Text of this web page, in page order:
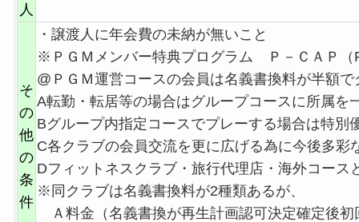
人
そ
の
他
の
条
件
・譲渡人に年会費の未納が無いこと
※ＰＧＭメンバー特典プログラム Ｐ－ＣＡＰ（
@ＰＧＭ運営コースの会員は名義書換料が半額
A転勤・転居等の場合はグループコースに所属を
Bグループ内指定コースでプレーする場合は特別
C各クラブの会員交流を更に広げる為に今後多彩
Dフィットネスクラブ・旅行代理店・海外コース
※同クラブは名義書換料が2種類あるが、
Ａ料金（名義書換が再生計画認可決定確定後